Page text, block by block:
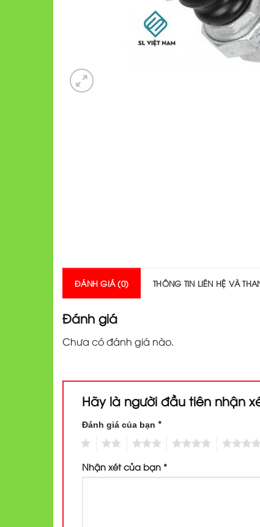
ĐÁNH GIÁ (0) THÔNG TIN LIÊN HỆ VÀ
Đánh giá
Chưa có đánh giá nào.
Hãy là người đầu tiên nhận
Đánh giá của bạn *
Nhận xét của bạn *